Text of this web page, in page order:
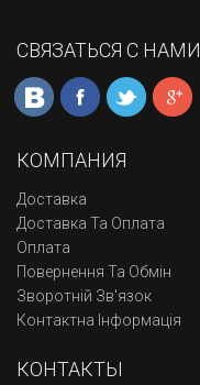
СВЯЗАТЬСЯ С НАМИ
КОМПАНИЯ
Доставка
Доставка Та Оплата
Оплата
Повернення Та Обмін
Зворотній Зв'язок
Контактна Інформація
КОНТАКТЫ